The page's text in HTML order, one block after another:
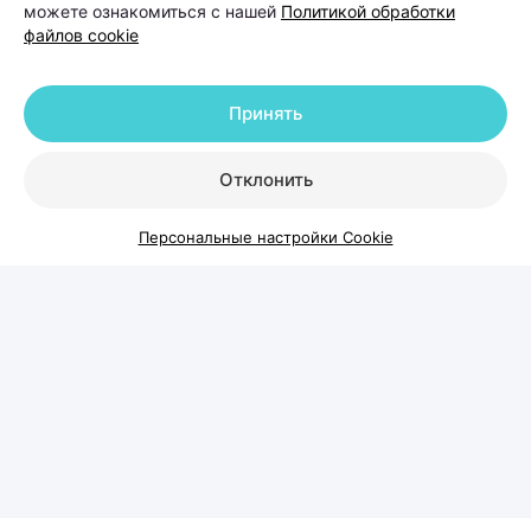
«При андрогенетической алопеции мы не говорим
о полном выздоровлении. Но можем уменьшить
выпадение волос, стимулировать рост новых и
максимально долго сохранять имеющуюся
за помощью как можно раньше. Пока волосяные
можете ознакомиться с нашей Политикой обработки
файлов cookie
Отклонить
Принять
Персональные настройки Cookie